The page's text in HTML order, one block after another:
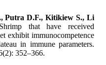
Putra D.F., Kitikiew S., Li
Shrimp that have received
exhibit immunocompetence
in immune parameters.
352–366.